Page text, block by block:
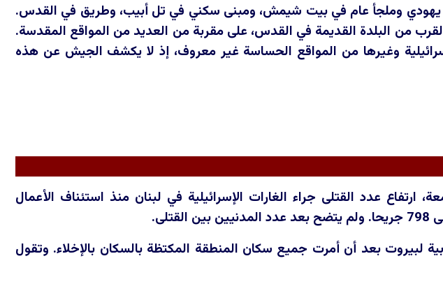
يهودي وملجأ عام في بيت شيمش، ومبنى سكني في تل أبيب، وطريق في القدس.
من البلدة القديمة في القدس، على مقربة من العديد من المواقع المقدسة.
وغيرها من المواقع الحساسة غير معروف، إذ لا يكشف الجيش عن هذه
ارتفاع عدد القتلى جراء الغارات الإسرائيلية في لبنان منذ استئناف الأعمال
لبيروت بعد أن أمرت جميع سكان المنطقة المكتظة بالسكان بالإخلاء. وتقول